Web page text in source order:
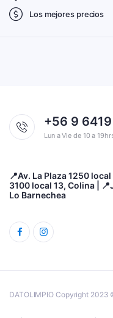
Los mejores precios
+56 9
Lun a Vie de 10 a
📍Av. La Plaza 1250
3100 local 13, Colina |
Lo Barnechea
DATOLIMPIO Copyright 2023